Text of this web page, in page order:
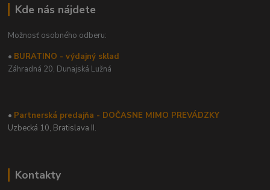
Kde nás nájdete
Možnosť osobného odberu:
• BURATINO - výdajný sklad
Záhradná 20, Dunajská Lužná
• Partnerská predajňa - DOČASNE MIMO PREVÁDZKY
Uzbecká 10, Bratislava II.
Kontakty